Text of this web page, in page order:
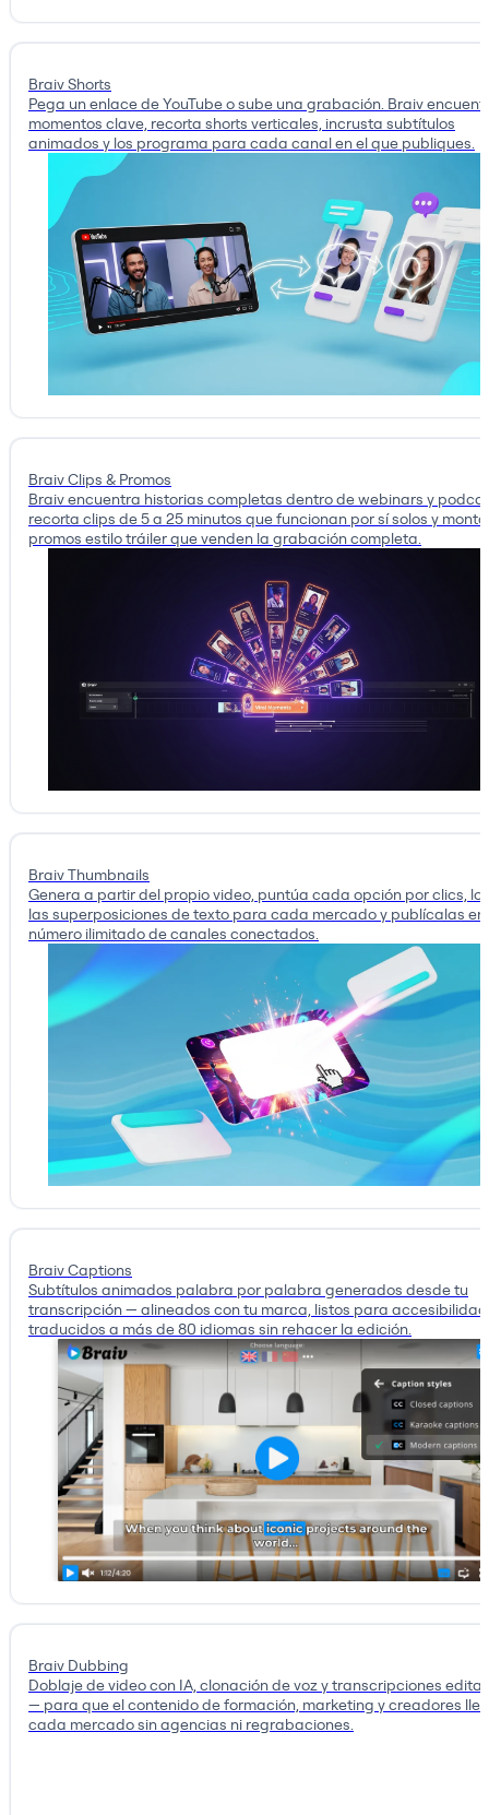
Braiv Shorts
Pega un enlace de YouTube o sube una grabación. Braiv
momentos clave, recorta shorts verticales, incrusta subtítulos
animados y los programa para cada canal en el que publiques.
Braiv Clips & Promos
Braiv encuentra historias completas dentro de webinars y
recorta clips de 5 a 25 minutos que funcionan por sí solos y monta
promos estilo tráiler que venden la grabación completa.
Braiv Thumbnails
Genera a partir del propio video, puntúa cada opción por clics,
las superposiciones de texto para cada mercado y publícalas en
número ilimitado de canales conectados.
Braiv Captions
Subtítulos animados palabra por palabra generados desde tu
transcripción — alineados con tu marca, listos para
traducidos a más de 80 idiomas sin rehacer la edición.
Braiv Dubbing
Doblaje de video con IA, clonación de voz y transcripciones
— para que el contenido de formación, marketing y creadores
cada mercado sin agencias ni regrabaciones.